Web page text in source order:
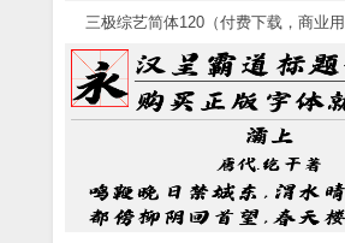
三极综艺简体120（付费下载，商业用